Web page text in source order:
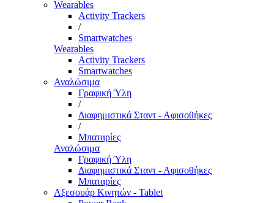
Wearables
Activity Trackers
/
Smartwatches
Wearables
Activity Trackers
Smartwatches
Αναλώσιμα
Γραφική Ύλη
/
Διαφημιστικά Σταντ - Αφισοθήκες
/
Μπαταρίες
Αναλώσιμα
Γραφική Ύλη
Διαφημιστικά Σταντ - Αφισοθήκες
Μπαταρίες
Αξεσουάρ Κινητών - Tablet